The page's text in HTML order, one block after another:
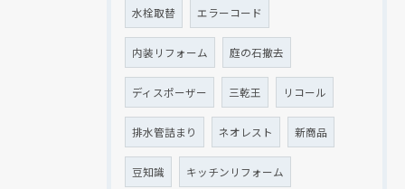
水栓取替 エラーコード
内装リフォーム 庭の石撤去
ディスポーザー 三乾王 リコール
排水管詰まり ネオレスト 新商品
豆知識 キッチンリフォーム